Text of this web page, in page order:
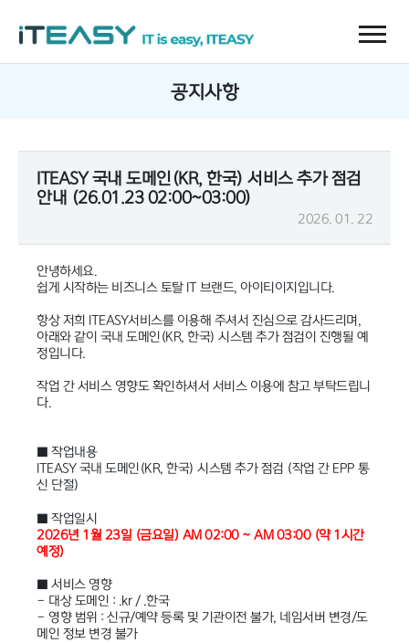
공지사항
ITEASY 국내 도메인(KR, 한국) 서비스 추가 점검
안내 (26.01.23 02:00~03:00)
2026. 01. 22
안녕하세요.
쉽게 시작하는 비즈니스 토탈 IT 브랜드, 아이티이지입니다.
항상 저희 ITEASY서비스를 이용해 주셔서 진심으로 감사드리며,
아래와 같이 국내 도메인(KR, 한국) 시스템 추가 점검이 진행될 예
정입니다.
작업 간 서비스 영향도 확인하셔서 서비스 이용에 참고 부탁드립니
다.
■ 작업내용
ITEASY 국내 도메인(KR, 한국) 시스템 추가 점검 (작업 간 EPP 통
신 단절)
■ 작업일시
2026년 1월 23일 (금요일) AM 02:00 ~ AM 03:00 (약 1시간
예정)
■ 서비스 영향
- 대상 도메인 : .kr / .한국
- 영향 범위 : 신규/예약 등록 및 기관이전 불가, 네임서버 변경/도
메인 정보 변경 불가